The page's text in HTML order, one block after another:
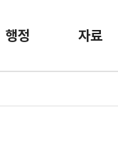
행정 자료